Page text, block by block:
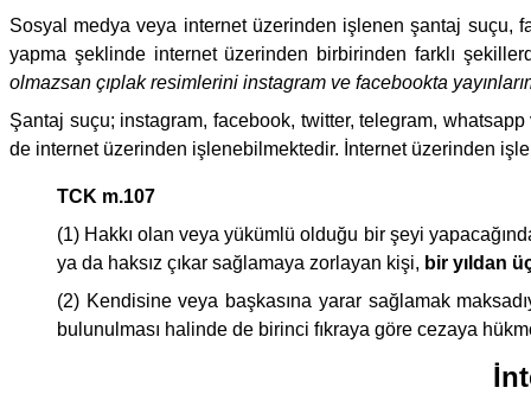
Sosyal medya veya internet üzerinden işlenen şantaj suçu,
yapma şeklinde internet üzerinden birbirinden farklı
olmazsan çıplak resimlerini instagram ve facebookta
Şantaj suçu; instagram, facebook, twitter, telegram,
de internet üzerinden işlenebilmektedir. İnternet üzerinden
TCK m.107
(1) Hakkı olan veya yükümlü olduğu bir şeyi
ya da haksız çıkar sağlamaya zorlayan kişi, bir yıldan
(2) Kendisine veya başkasına yarar sağlamak
bulunulması halinde de birinci fıkraya göre cezaya